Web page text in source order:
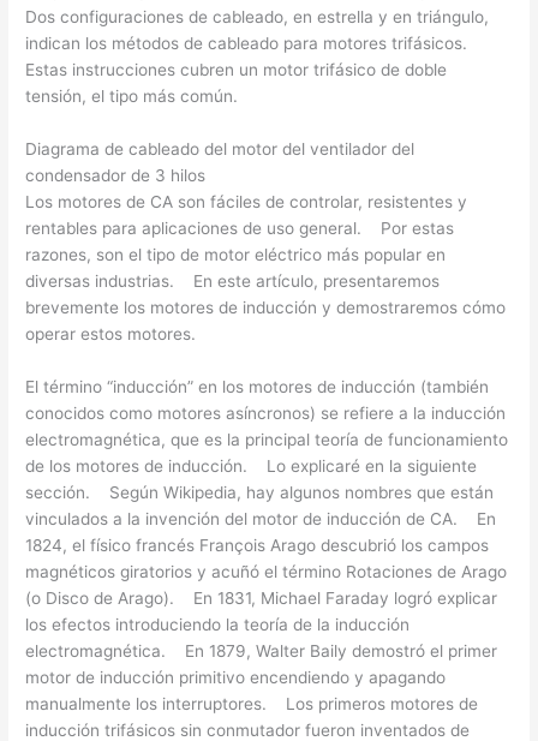
Dos configuraciones de cableado, en estrella y en triángulo,
indican los métodos de cableado para motores trifásicos.
Estas instrucciones cubren un motor trifásico de doble
tensión, el tipo más común.
Diagrama de cableado del motor del ventilador del
condensador de 3 hilos
Los motores de CA son fáciles de controlar, resistentes y
rentables para aplicaciones de uso general. Por estas
razones, son el tipo de motor eléctrico más popular en
diversas industrias. En este artículo, presentaremos
brevemente los motores de inducción y demostraremos cómo
operar estos motores.
El término “inducción” en los motores de inducción (también
conocidos como motores asíncronos) se refiere a la inducción
electromagnética, que es la principal teoría de funcionamiento
de los motores de inducción. Lo explicaré en la siguiente
sección. Según Wikipedia, hay algunos nombres que están
vinculados a la invención del motor de inducción de CA. En
1824, el físico francés François Arago descubrió los campos
magnéticos giratorios y acuñó el término Rotaciones de Arago
(o Disco de Arago). En 1831, Michael Faraday logró explicar
los efectos introduciendo la teoría de la inducción
electromagnética. En 1879, Walter Baily demostró el primer
motor de inducción primitivo encendiendo y apagando
manualmente los interruptores. Los primeros motores de
inducción trifásicos sin conmutador fueron inventados de